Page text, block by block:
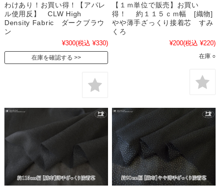
わけあり！お買い得！【アパレ
ル使用反】 CLW High
Density Fabric ダークブラウ
ン
¥300(税込 ¥330)
在庫を確認する
【１ｍ単位で販売】お買い
得！ 約１１５ｃｍ幅 [織物]
やや薄手ざっくり接着芯 すみ
くろ
¥200(税込 ¥220)
在庫 ○